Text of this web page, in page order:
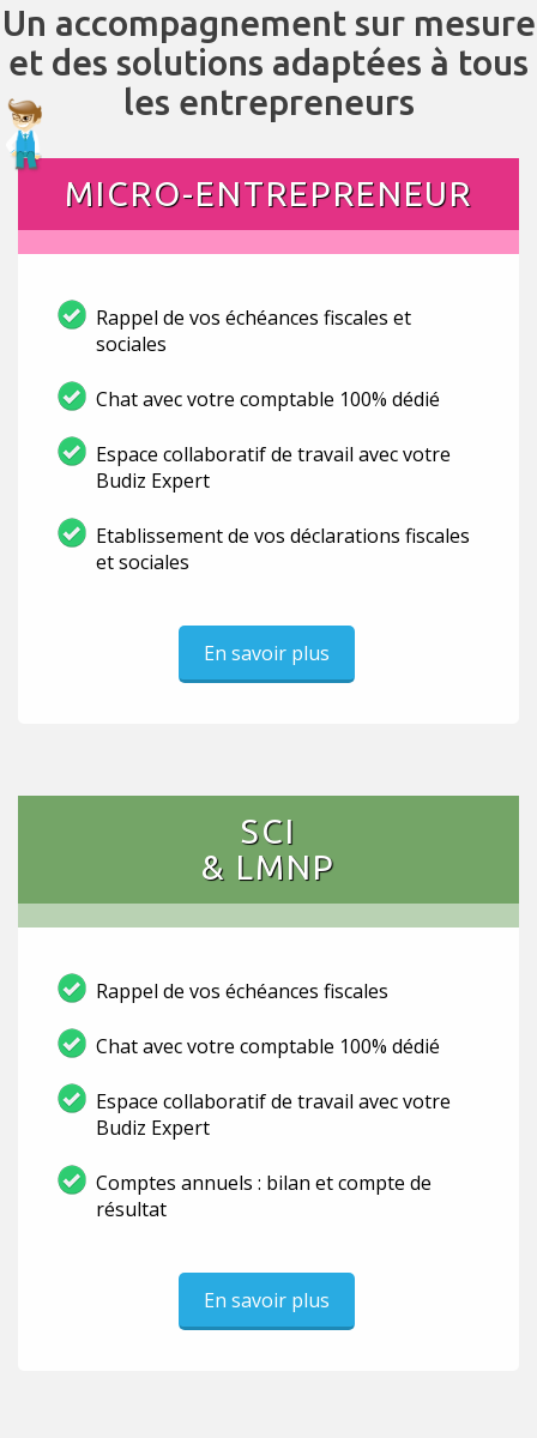
Un accompagnement sur mesure
et des solutions adaptées à tous
les entrepreneurs
MICRO-ENTREPRENEUR
Rappel de vos échéances fiscales et
sociales
Chat avec votre comptable 100% dédié
Espace collaboratif de travail avec votre
Budiz Expert
Etablissement de vos déclarations fiscales
et sociales
En savoir plus
SCI
& LMNP
Rappel de vos échéances fiscales
Chat avec votre comptable 100% dédié
Espace collaboratif de travail avec votre
Budiz Expert
Comptes annuels : bilan et compte de
résultat
En savoir plus